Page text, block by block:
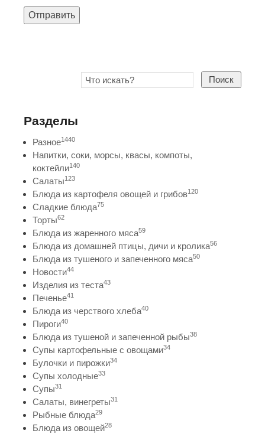
Отправить
Поиск
Разделы
Разное1440
Напитки, соки, морсы, квасы, компоты,
коктейли140
Салаты123
Блюда из картофеля овощей и грибов120
Сладкие блюда75
Торты62
Блюда из жаренного мяса59
Блюда из домашней птицы, дичи и кролика56
Блюда из тушеного и запеченного мяса50
Новости44
Изделия из теста43
Печенье41
Блюда из черствого хлеба40
Пироги40
Блюда из тушеной и запеченной рыбы38
Супы картофельные с овощами34
Булочки и пирожки34
Супы холодные33
Супы31
Салаты, винегреты31
Рыбные блюда29
Блюда из овощей28